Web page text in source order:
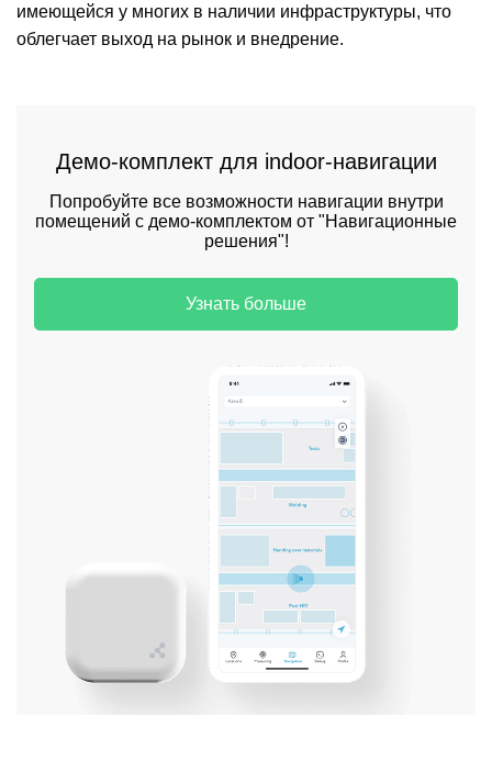
имеющейся у многих в наличии инфраструктуры, что
облегчает выход на рынок и внедрение.
Демо-комплект для indoor-навигации
Попробуйте все возможности навигации внутри
помещений с демо-комплектом от "Навигационные
решения"!
Узнать больше